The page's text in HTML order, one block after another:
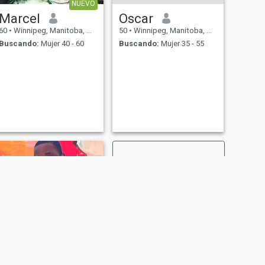
NUEVO
Marcel
• Winnipeg, Manitoba, Canadá
Buscando: Mujer 40 - 60
Oscar
50 • Winnipeg, Manitoba, Canadá
Buscando: Mujer 35 - 55